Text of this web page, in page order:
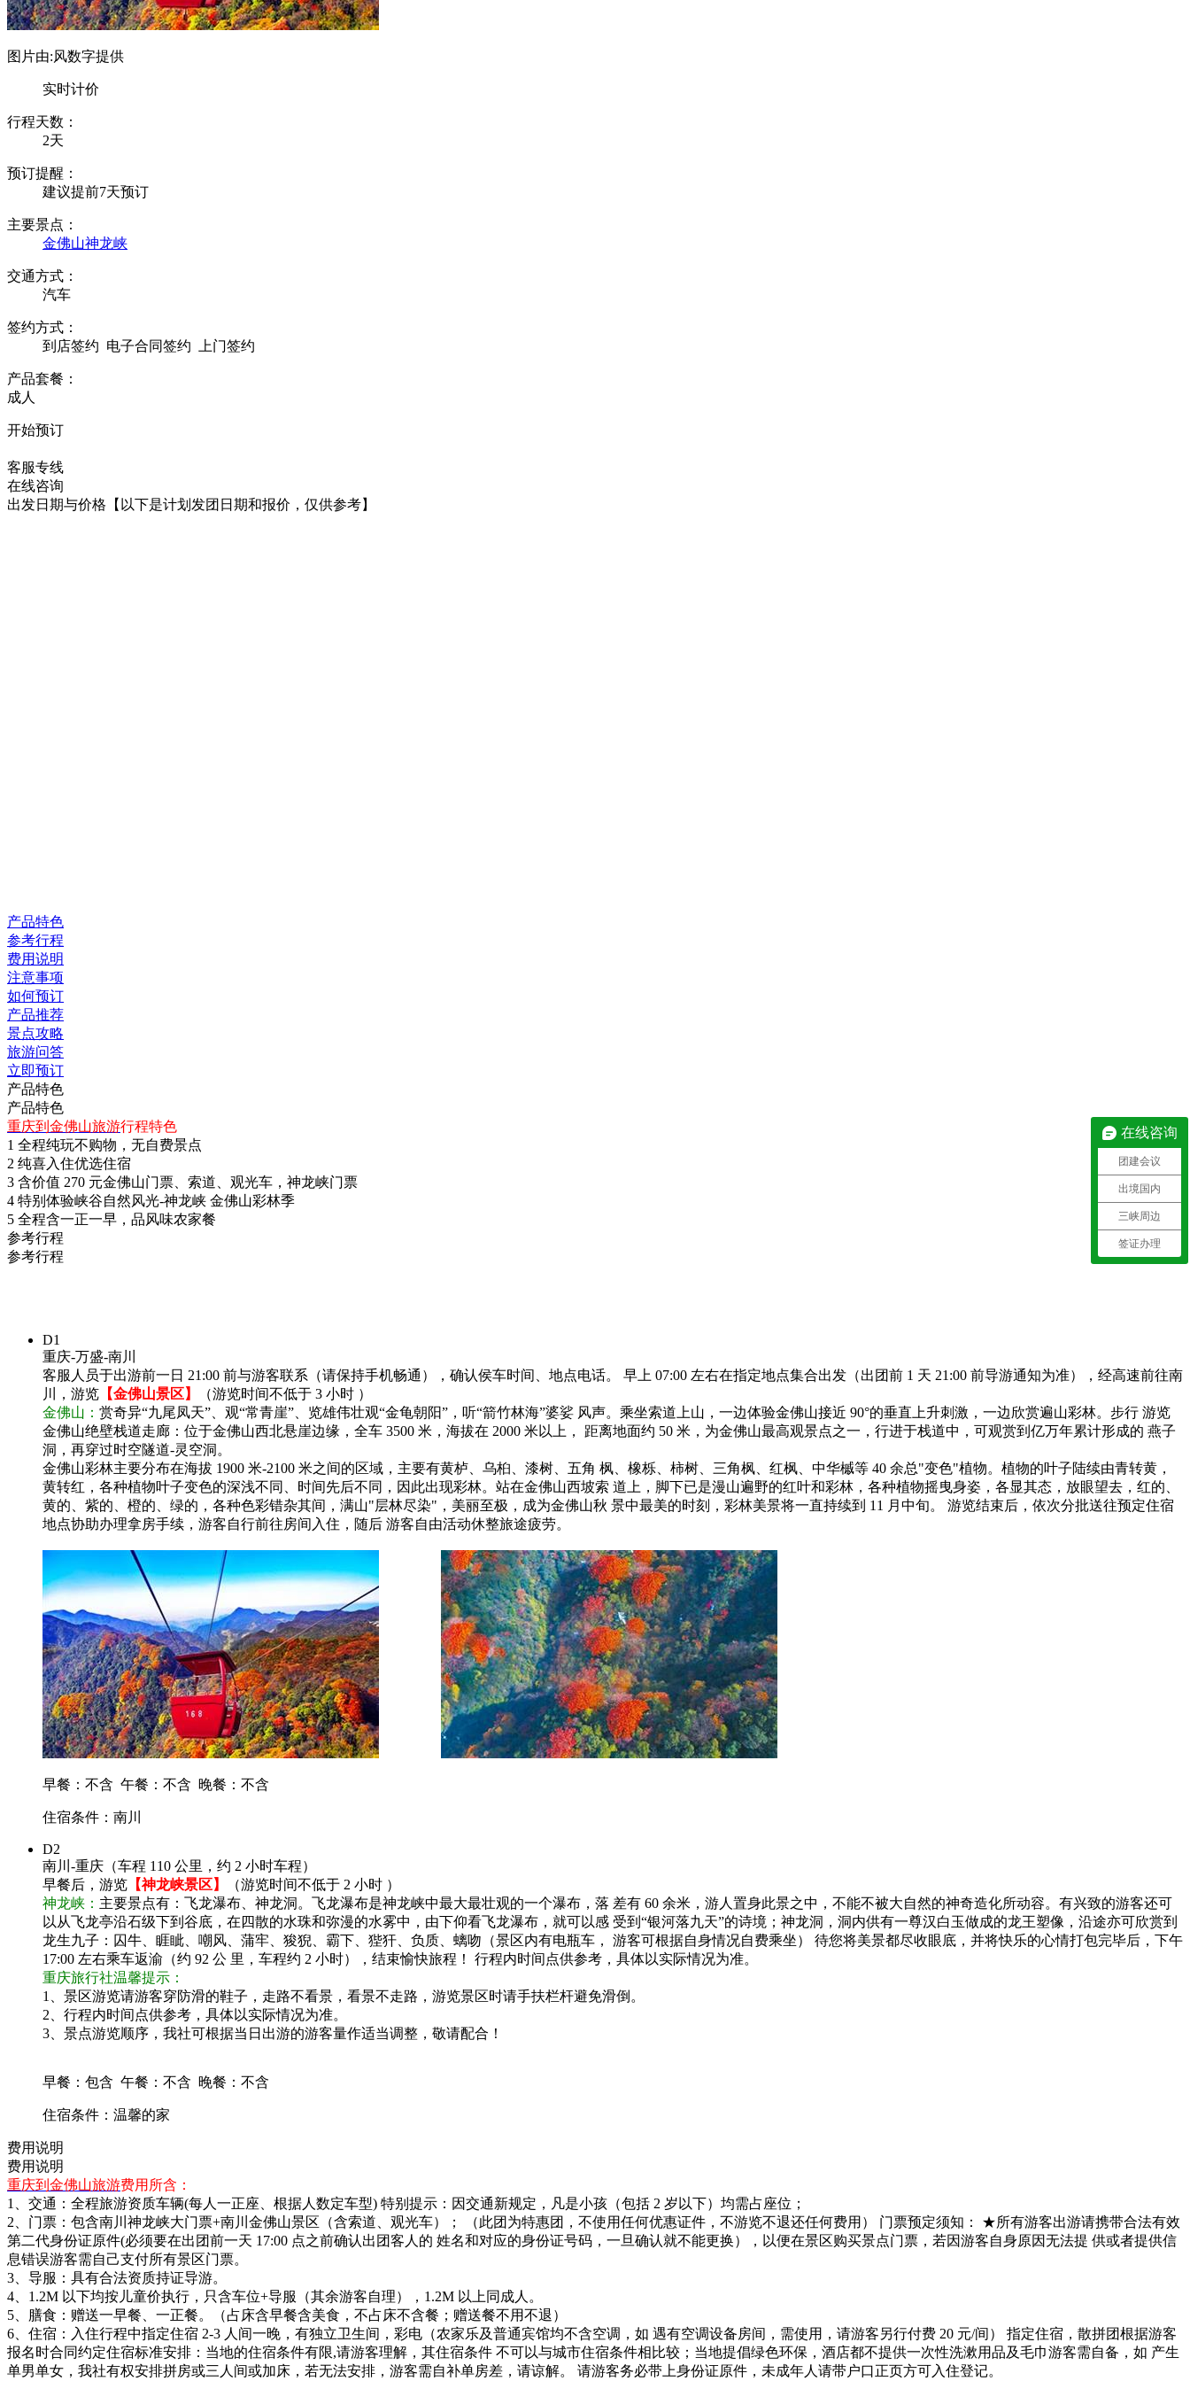
图片由:风数字提供
实时计价
行程天数：
2天
预订提醒：
建议提前7天预订
主要景点：
金佛山神龙峡
交通方式：
汽车
签约方式：
到店签约 电子合同签约 上门签约
产品套餐：
成人
开始预订
客服专线
在线咨询
出发日期与价格 【以下是计划发团日期和报价，仅供参考】
产品特色
参考行程
费用说明
注意事项
如何预订
产品推荐
景点攻略
旅游问答
立即预订
产品特色
产品特色
重庆到金佛山旅游行程特色
1 全程纯玩不购物，无自费景点
2 纯喜入住优选住宿
3 含价值 270 元金佛山门票、索道、观光车，神龙峡门票
4 特别体验峡谷自然风光-神龙峡 金佛山彩林季
5 全程含一正一早，品风味农家餐
参考行程
参考行程
D1
重庆-万盛-南川
客服人员于出游前一日 21:00 前与游客联系（请保持手机畅通），确认侯车时间、地点电话。 早上 07:00 左右在指定地点集合出发（出团前 1 天 21:00 前导游通知为准），经高速前往南
川，游览 【金佛山景区】
（游览时间不低于 3 小时 ）
金佛山： 赏奇异“九尾凤天”、观“常青崖”、览雄伟壮观“金龟朝阳”，听“箭竹林海”婆娑 风声。乘坐索道上山，一边体验金佛山接近 90°的垂直上升刺激，一边欣赏遍山彩林。步行 游览
金佛山绝壁栈道走廊：位于金佛山西北悬崖边缘，全车 3500 米，海拔在 2000 米以上， 距离地面约 50 米，为金佛山最高观景点之一，行进于栈道中，可观赏到亿万年累计形成的 燕子
洞，再穿过时空隧道-灵空洞。
金佛山彩林主要分布在海拔 1900 米-2100 米之间的区域，主要有黄栌、乌桕、漆树、五角 枫、橡栎、柿树、三角枫、红枫、中华槭等 40 余总"变色"植物。植物的叶子陆续由青转黄，
黄转红，各种植物叶子变色的深浅不同、时间先后不同，因此出现彩林。站在金佛山西坡索 道上，脚下已是漫山遍野的红叶和彩林，各种植物摇曳身姿，各显其态，放眼望去，红的、
黄的、紫的、橙的、绿的，各种色彩错杂其间，满山"层林尽染"，美丽至极，成为金佛山秋 景中最美的时刻，彩林美景将一直持续到 11 月中旬。 游览结束后，依次分批送往预定住宿
地点协助办理拿房手续，游客自行前往房间入住，随后 游客自由活动休整旅途疲劳。
早餐：不含 午餐：不含 晚餐：不含
住宿条件：南川
D2
南川-重庆（车程 110 公里，约 2 小时车程）
早餐后，游览 【神龙峡景区】
（游览时间不低于 2 小时 ）
神龙峡： 主要景点有：飞龙瀑布、神龙洞。飞龙瀑布是神龙峡中最大最壮观的一个瀑布，落 差有 60 余米，游人置身此景之中，不能不被大自然的神奇造化所动容。有兴致的游客还可
以从飞龙亭沿石级下到谷底，在四散的水珠和弥漫的水雾中，由下仰看飞龙瀑布，就可以感 受到“银河落九天”的诗境；神龙洞，洞内供有一尊汉白玉做成的龙王塑像，沿途亦可欣赏到
龙生九子：囚牛、睚眦、嘲风、蒲牢、狻猊、霸下、狴犴、负质、螭吻（景区内有电瓶车， 游客可根据自身情况自费乘坐） 待您将美景都尽收眼底，并将快乐的心情打包完毕后，下午
17:00 左右乘车返渝（约 92 公 里，车程约 2 小时），结束愉快旅程！ 行程内时间点供参考，具体以实际情况为准。
重庆旅行社温馨提示：
1、景区游览请游客穿防滑的鞋子，走路不看景，看景不走路，游览景区时请手扶栏杆避免滑倒。
2、行程内时间点供参考，具体以实际情况为准。
3、景点游览顺序，我社可根据当日出游的游客量作适当调整，敬请配合！
早餐：包含 午餐：不含 晚餐：不含
住宿条件：温馨的家
费用说明
费用说明
重庆到金佛山旅游费用所含：
1、交通：全程旅游资质车辆(每人一正座、根据人数定车型) 特别提示：因交通新规定，凡是小孩（包括 2 岁以下）均需占座位；
2、门票：包含南川神龙峡大门票+南川金佛山景区（含索道、观光车）； （此团为特惠团，不使用任何优惠证件，不游览不退还任何费用） 门票预定须知： ★所有游客出游请携带合法有效
第二代身份证原件(必须要在出团前一天 17:00 点之前确认出团客人的 姓名和对应的身份证号码，一旦确认就不能更换），以便在景区购买景点门票，若因游客自身原因无法提 供或者提供信
息错误游客需自己支付所有景区门票。
3、导服：具有合法资质持证导游。
4、1.2M 以下均按儿童价执行，只含车位+导服（其余游客自理），1.2M 以上同成人。
5、膳食：赠送一早餐、一正餐。（占床含早餐含美食，不占床不含餐；赠送餐不用不退）
6、住宿：入住行程中指定住宿 2-3 人间一晚，有独立卫生间，彩电（农家乐及普通宾馆均不含空调，如 遇有空调设备房间，需使用，请游客另行付费 20 元/间） 指定住宿，散拼团根据游客
报名时合同约定住宿标准安排：当地的住宿条件有限,请游客理解，其住宿条件 不可以与城市住宿条件相比较；当地提倡绿色环保，酒店都不提供一次性洗漱用品及毛巾游客需自备，如 产生
单男单女，我社有权安排拼房或三人间或加床，若无法安排，游客需自补单房差，请谅解。 请游客务必带上身份证原件，未成年人请带户口正页方可入住登记。
在线咨询
团建会议
出境国内
三峡周边
签证办理